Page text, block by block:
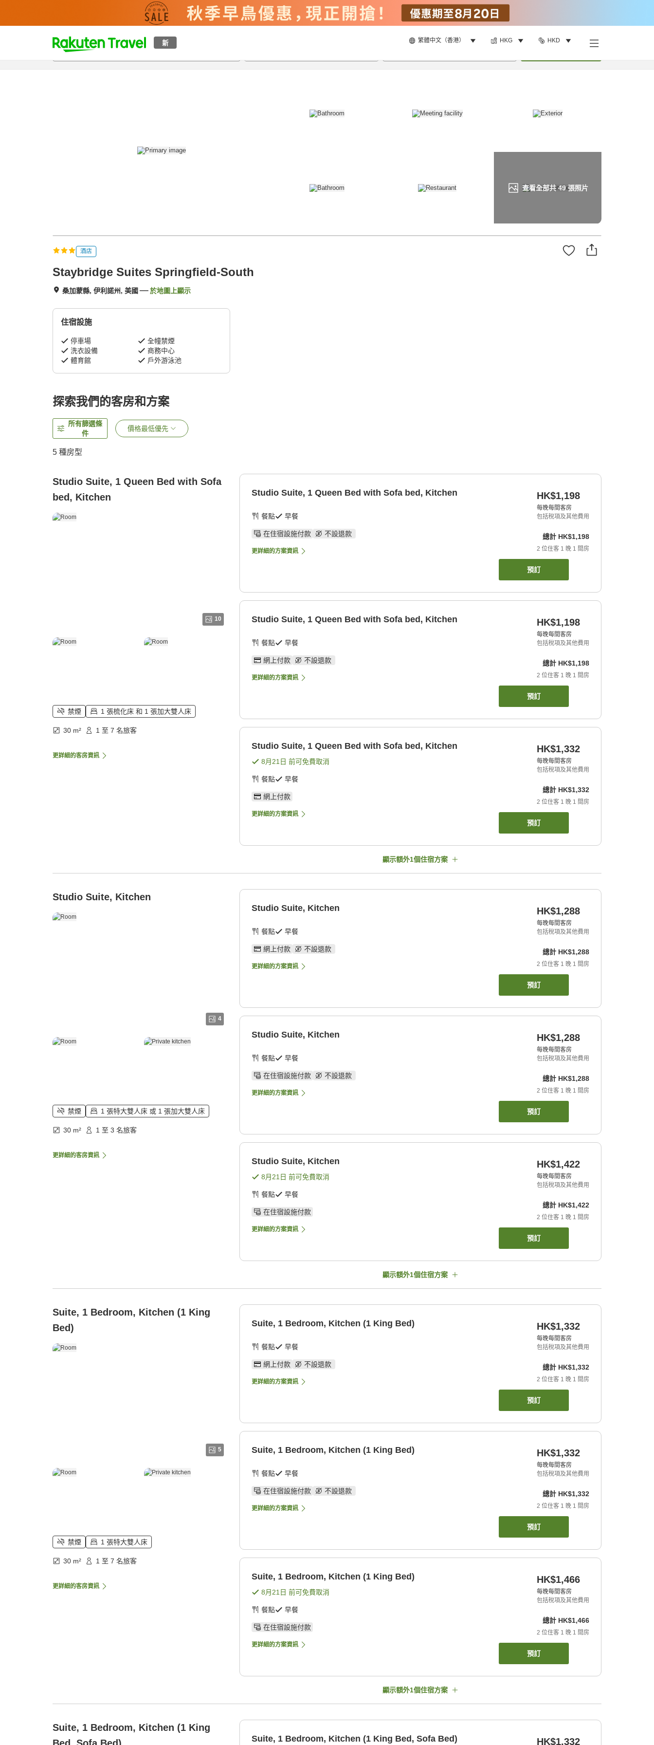
新 繁體中文（香港） HKG HKD
t
p
查看全部共49張照片
概覽房間及住宿方案 評價設施
酒店
Staybridge Suites Springfield-South
桑加蒙縣, 伊利諾州, 美國 於地圖上顯示
住宿設施
停車場
全幢禁煙
洗衣設備
商務中心
體育館
戶外游泳池
探索我們的客房和方案
所有篩選條
件
價格最低優先
5 種房型
Studio Suite, 1 Queen Bed with Sofa
bed, Kitchen
10
禁煙 1 張梳化床 和 1 張加大雙人床
30 m² 1 至 7 名旅客
更詳細的客房資訊
Studio Suite, 1 Queen Bed with Sofa bed, Kitchen
餐點 早餐
在住宿設施付款 不設退款
更詳細的方案資訊
HK$1,198
每晚每間客房
包括稅項及其他費用
總計 HK$1,198
2 位住客 1 晚 1 間房
預訂
Studio Suite, 1 Queen Bed with Sofa bed, Kitchen
餐點 早餐
網上付款 不設退款
更詳細的方案資訊
HK$1,198
每晚每間客房
包括稅項及其他費用
總計 HK$1,198
2 位住客 1 晚 1 間房
預訂
Studio Suite, 1 Queen Bed with Sofa bed, Kitchen
8月21日 前可免費取消
餐點 早餐
網上付款
更詳細的方案資訊
HK$1,332
每晚每間客房
包括稅項及其他費用
總計 HK$1,332
2 位住客 1 晚 1 間房
預訂
顯示額外1個住宿方案
Studio Suite, Kitchen
4
禁煙 1 張特大雙人床 或 1 張加大雙人床
30 m² 1 至 3 名旅客
更詳細的客房資訊
Studio Suite, Kitchen
餐點 早餐
網上付款 不設退款
更詳細的方案資訊
HK$1,288
每晚每間客房
包括稅項及其他費用
總計 HK$1,288
2 位住客 1 晚 1 間房
預訂
Studio Suite, Kitchen
餐點 早餐
在住宿設施付款 不設退款
更詳細的方案資訊
HK$1,288
每晚每間客房
包括稅項及其他費用
總計 HK$1,288
2 位住客 1 晚 1 間房
預訂
Studio Suite, Kitchen
8月21日 前可免費取消
餐點 早餐
在住宿設施付款
更詳細的方案資訊
HK$1,422
每晚每間客房
包括稅項及其他費用
總計 HK$1,422
2 位住客 1 晚 1 間房
預訂
顯示額外1個住宿方案
Suite, 1 Bedroom, Kitchen (1 King
Bed)
5
禁煙 1 張特大雙人床
30 m² 1 至 7 名旅客
更詳細的客房資訊
Suite, 1 Bedroom, Kitchen (1 King Bed)
餐點 早餐
網上付款 不設退款
更詳細的方案資訊
HK$1,332
每晚每間客房
包括稅項及其他費用
總計 HK$1,332
2 位住客 1 晚 1 間房
預訂
Suite, 1 Bedroom, Kitchen (1 King Bed)
餐點 早餐
在住宿設施付款 不設退款
更詳細的方案資訊
HK$1,332
每晚每間客房
包括稅項及其他費用
總計 HK$1,332
2 位住客 1 晚 1 間房
預訂
Suite, 1 Bedroom, Kitchen (1 King Bed)
8月21日 前可免費取消
餐點 早餐
在住宿設施付款
更詳細的方案資訊
HK$1,466
每晚每間客房
包括稅項及其他費用
總計 HK$1,466
2 位住客 1 晚 1 間房
預訂
顯示額外1個住宿方案
Suite, 1 Bedroom, Kitchen (1 King
Suite, 1 Bedroom, Kitchen (1 King Bed, Sofa Bed) HK$1,332